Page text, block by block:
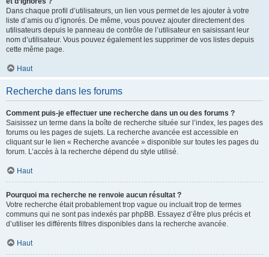
Dans chaque profil d’utilisateurs, un lien vous permet de les ajouter à votre
liste d’amis ou d’ignorés. De même, vous pouvez ajouter directement des
utilisateurs depuis le panneau de contrôle de l’utilisateur en saisissant leur
nom d’utilisateur. Vous pouvez également les supprimer de vos listes depuis
cette même page.
Haut
Recherche dans les forums
Comment puis-je effectuer une recherche dans un ou des forums ?
Saisissez un terme dans la boîte de recherche située sur l’index, les pages des
forums ou les pages de sujets. La recherche avancée est accessible en
cliquant sur le lien « Recherche avancée » disponible sur toutes les pages du
forum. L’accès à la recherche dépend du style utilisé.
Haut
Pourquoi ma recherche ne renvoie aucun résultat ?
Votre recherche était probablement trop vague ou incluait trop de termes
communs qui ne sont pas indexés par phpBB. Essayez d’être plus précis et
d’utiliser les différents filtres disponibles dans la recherche avancée.
Haut